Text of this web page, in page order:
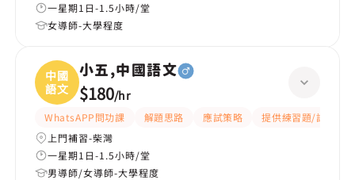
一星期1日-1.5小時/堂
女導師-大學程度
中國
語文
小五,中國語文
$180/hr
WhatsAPP問功課 解題思路 應試策略
提供練習題/試題
上門補習-柴灣
一星期1日-1.5小時/堂
男導師/女導師-大學程度